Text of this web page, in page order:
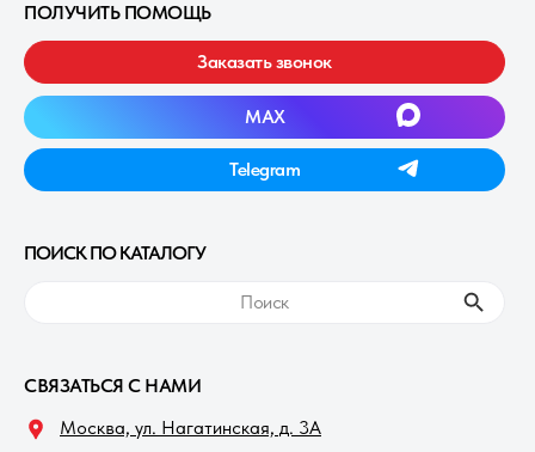
Москва, ул. Нагатинская, д. 3A
СВЯЗАТЬСЯ С НАМИ
Заказать звонок
MAXㅤ
ПОЛУЧИТЬ ПОМОЩЬ
ㅤПоискㅤ
ПОИСК ПО КАТАЛОГУ
Telegramㅤ